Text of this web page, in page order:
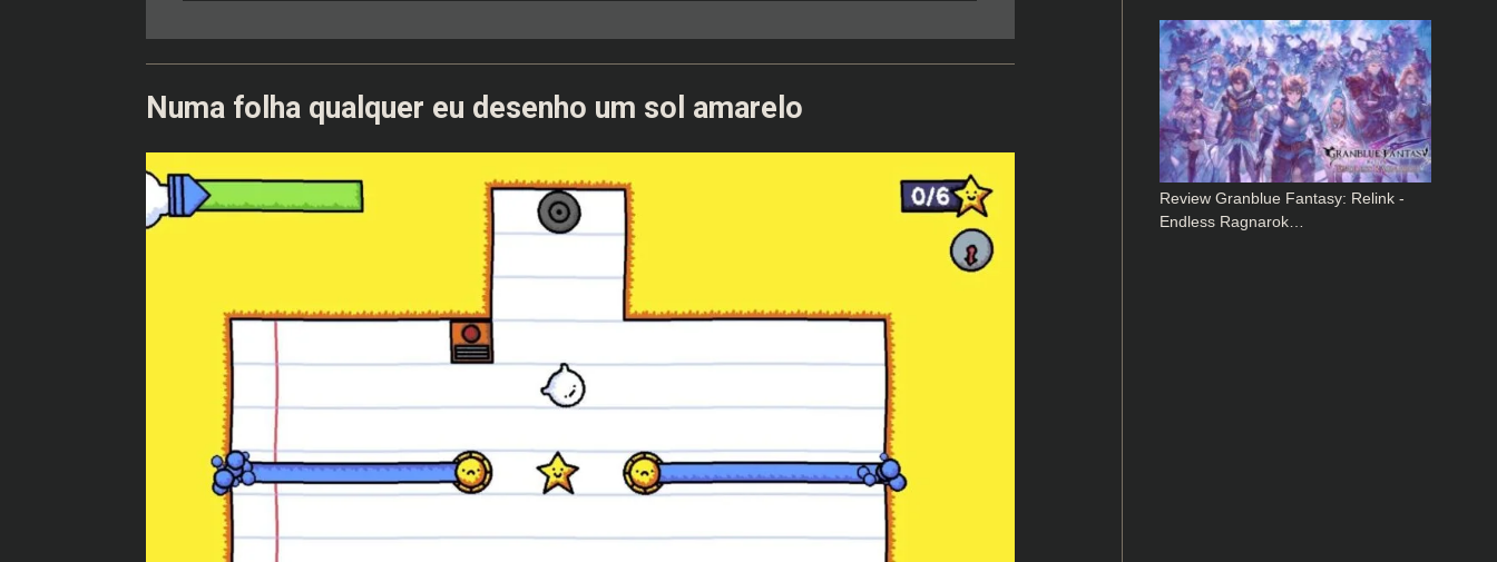
Numa folha qualquer eu desenho um sol amarelo
Review Granblue Fantasy: Relink -
Endless Ragnarok…